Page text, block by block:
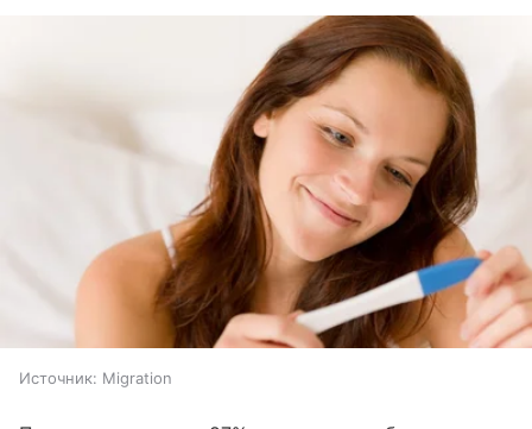
Источник: Migration